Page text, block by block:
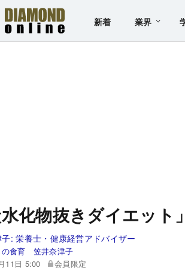
新着 業界
水化物抜きダイエッ
子:栄養士・健康経営アドバイザー
の食育 笠井奈津子
11日 5:00
会員限定